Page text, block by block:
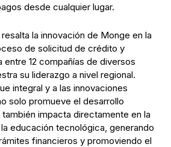
desde cualquier lugar.
la innovación de Monge en la
de solicitud de crédito y
12 compañías de diversos
su liderazgo a nivel regional.
integral y a las innovaciones
solo promueve el desarrollo
impacta directamente en la
educación tecnológica, generando
financieros y promoviendo el